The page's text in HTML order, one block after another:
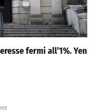
fermi all’1%. Yen